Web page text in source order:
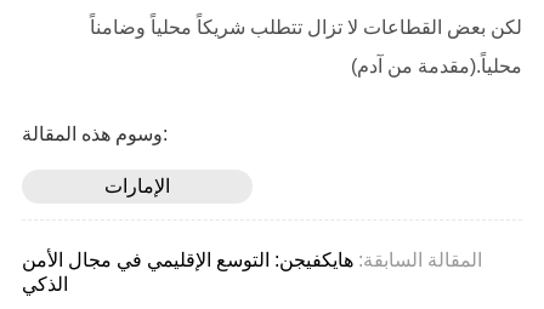
لكن بعض القطاعات لا تزال تتطلب شريكاً محلياً وضامناً
محلياً.(مقدمة من آدم)
وسوم هذه المقالة:
الإمارات
المقالة السابقة:هايكفيجن: التوسع الإقليمي في مجال الأمن
الذكي